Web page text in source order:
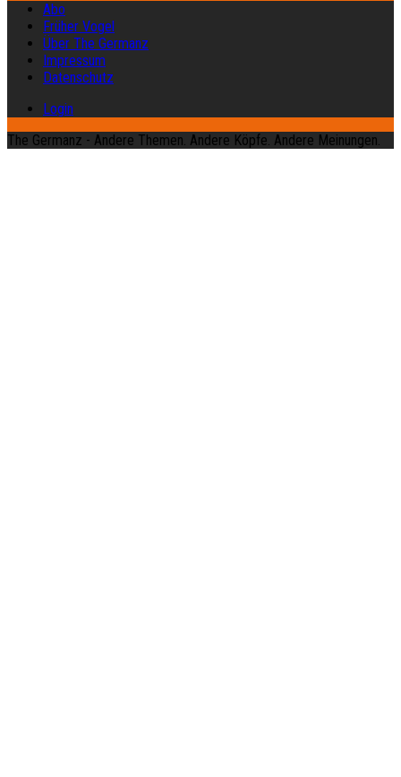
Abo
Früher Vogel
Über The Germanz
Impressum
Datenschutz
Login
The Germanz - Andere Themen. Andere Köpfe. Andere Meinungen.